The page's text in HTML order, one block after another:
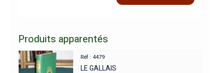
Produits apparentés
Réf : 4479
LE GALLAIS